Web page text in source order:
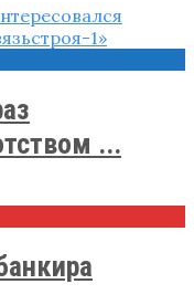
...